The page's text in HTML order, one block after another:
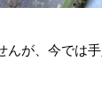
んが、今では